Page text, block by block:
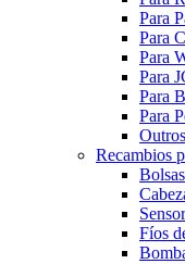
Para
Para
Para
Para
Para
Para
Outros
Recambios
Fíos